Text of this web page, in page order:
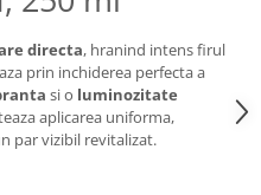
directa, hranind intens firul
prin inchiderea perfecta a
si o luminozitate
aplicarea uniforma,
par vizibil revitalizat.